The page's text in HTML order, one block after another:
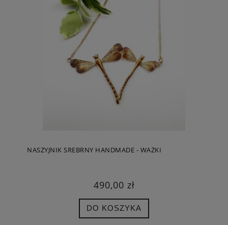
NASZYJNIK SREBRNY HANDMADE - WAŻKI
490,00 zł
DO KOSZYKA